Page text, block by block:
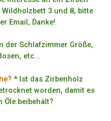
3 und 8, bitte
Email, Danke!
der Schlafzimmer Größe,
etc...
* Ist das Zirbenholz
worden, damit es
Öle beibehält?